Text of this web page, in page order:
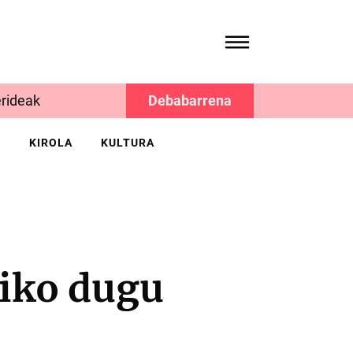
Debabarrena
KIROLA KULTURA
dugu